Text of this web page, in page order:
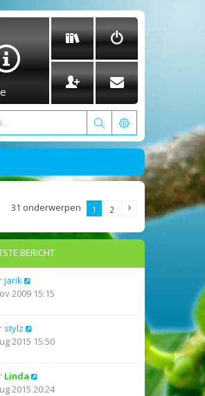
31 onderwerpen 1 2
BERICHT
jarik
2009 15:15
stylz
2015 15:50
Linda
2015 20:24